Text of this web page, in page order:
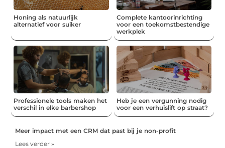
Honing als natuurlijk
alternatief voor suiker
Complete kantoorinrichting
voor een toekomstbestendige
werkplek
Professionele tools maken het
verschil in elke barbershop
Heb je een vergunning nodig
voor een verhuislift op straat?
Meer impact met een CRM dat past bij je non-profit
Lees verder »